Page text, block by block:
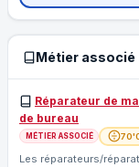
Métier
Réparateur de
de bureau
MÉTIER ASSOCIÉ
Les réparateurs/